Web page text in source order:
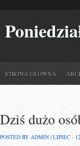
STRONA GŁÓWNA
Dziś dużo
POSTED BY ADMIN | LIPIEC -